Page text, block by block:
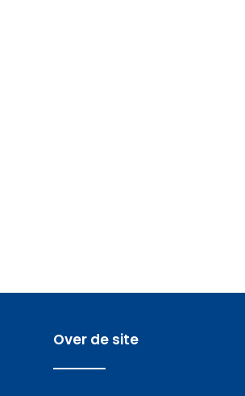
Over de site